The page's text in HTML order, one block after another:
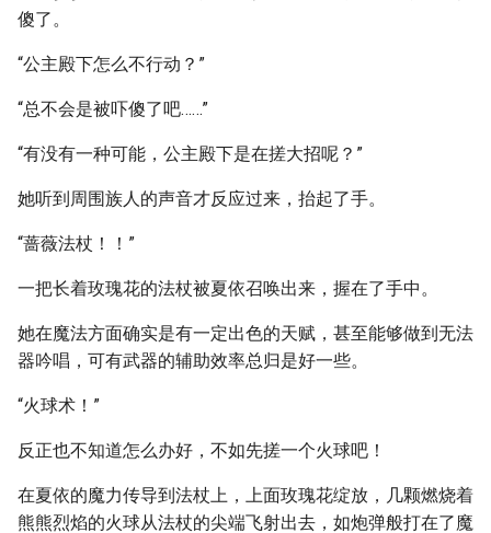
傻了。
“公主殿下怎么不行动？”
“总不会是被吓傻了吧……”
“有没有一种可能，公主殿下是在搓大招呢？”
她听到周围族人的声音才反应过来，抬起了手。
“蔷薇法杖！！”
一把长着玫瑰花的法杖被夏依召唤出来，握在了手中。
她在魔法方面确实是有一定出色的天赋，甚至能够做到无法
器吟唱，可有武器的辅助效率总归是好一些。
“火球术！”
反正也不知道怎么办好，不如先搓一个火球吧！
在夏依的魔力传导到法杖上，上面玫瑰花绽放，几颗燃烧着
熊熊烈焰的火球从法杖的尖端飞射出去，如炮弹般打在了魔